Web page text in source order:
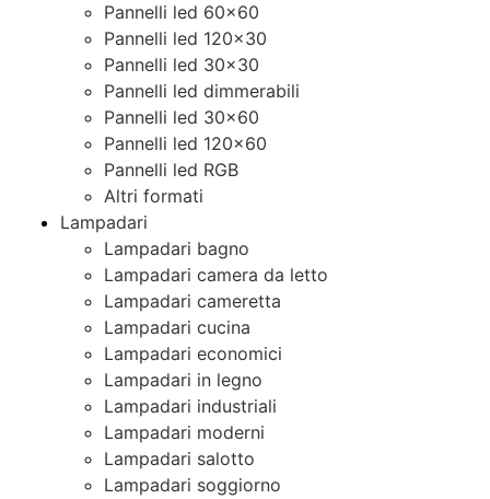
Pannelli led 60×60
Pannelli led 120×30
Pannelli led 30×30
Pannelli led dimmerabili
Pannelli led 30×60
Pannelli led 120×60
Pannelli led RGB
Altri formati
Lampadari
Lampadari bagno
Lampadari camera da letto
Lampadari cameretta
Lampadari cucina
Lampadari economici
Lampadari in legno
Lampadari industriali
Lampadari moderni
Lampadari salotto
Lampadari soggiorno